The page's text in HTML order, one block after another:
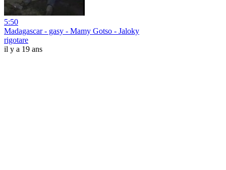
5:50
Madagascar - gasy - Mamy Gotso - Jaloky
rigotare
il y a 19 ans